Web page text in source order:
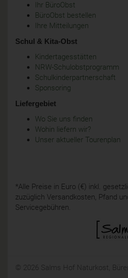
Ihr BüroObst
BüroObst bestellen
Ihre Mitteilungen
Schul & Kita-Obst
Kindertagesstätten
NRW-Schulobstprogramm
Schulkinderpartnerschaft
Sponsoring
Liefergebiet
Wo Sie uns finden
Wohin liefern wir?
Unser aktueller Tourenplan
*Alle Preise in Euro (€) inkl.
zuzüglich Versandkosten, Pfand
Servicegebühren.
© 2026 Salms Hof Naturkost,